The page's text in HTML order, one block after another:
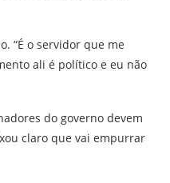
“É o servidor que me
ali é político e eu não
do governo devem
claro que vai empurrar